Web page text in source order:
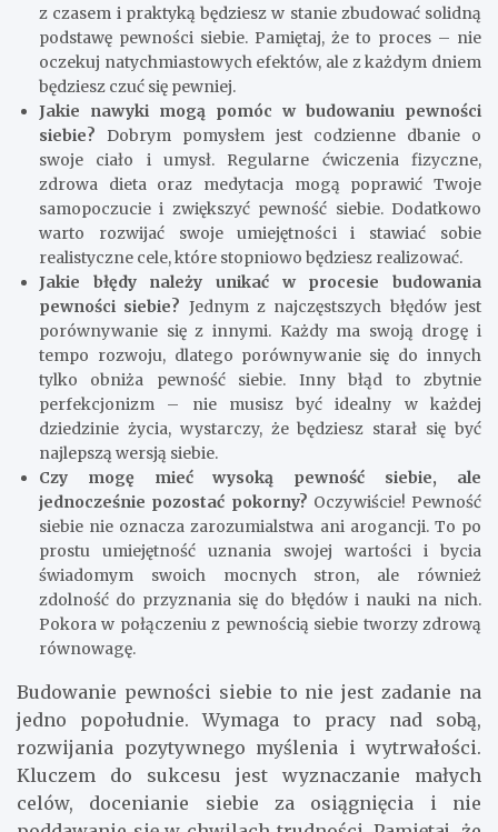
z czasem i praktyką będziesz w stanie zbudować solidną
podstawę pewności siebie. Pamiętaj, że to proces – nie
oczekuj natychmiastowych efektów, ale z każdym dniem
będziesz czuć się pewniej.
Jakie nawyki mogą pomóc w budowaniu pewności
siebie? Dobrym pomysłem jest codzienne dbanie o
swoje ciało i umysł. Regularne ćwiczenia fizyczne,
zdrowa dieta oraz medytacja mogą poprawić Twoje
samopoczucie i zwiększyć pewność siebie. Dodatkowo
warto rozwijać swoje umiejętności i stawiać sobie
realistyczne cele, które stopniowo będziesz realizować.
Jakie błędy należy unikać w procesie budowania
pewności siebie? Jednym z najczęstszych błędów jest
porównywanie się z innymi. Każdy ma swoją drogę i
tempo rozwoju, dlatego porównywanie się do innych
tylko obniża pewność siebie. Inny błąd to zbytnie
perfekcjonizm – nie musisz być idealny w każdej
dziedzinie życia, wystarczy, że będziesz starał się być
najlepszą wersją siebie.
Czy mogę mieć wysoką pewność siebie, ale
jednocześnie pozostać pokorny? Oczywiście! Pewność
siebie nie oznacza zarozumialstwa ani arogancji. To po
prostu umiejętność uznania swojej wartości i bycia
świadomym swoich mocnych stron, ale również
zdolność do przyznania się do błędów i nauki na nich.
Pokora w połączeniu z pewnością siebie tworzy zdrową
równowagę.
Budowanie pewności siebie to nie jest zadanie na
jedno popołudnie. Wymaga to pracy nad sobą,
rozwijania pozytywnego myślenia i wytrwałości.
Kluczem do sukcesu jest wyznaczanie małych
celów, docenianie siebie za osiągnięcia i nie